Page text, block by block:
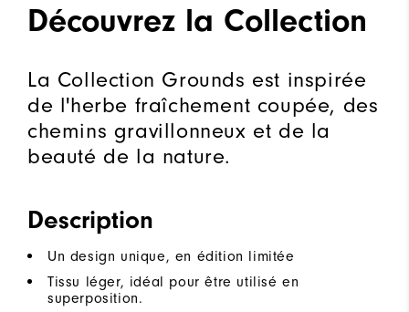
Découvrez la Collection
La Collection Grounds est inspirée
de l'herbe fraîchement coupée, des
chemins gravillonneux et de la
beauté de la nature.
Description
Un design unique, en édition limitée
Tissu léger, idéal pour être utilisé en
superposition.